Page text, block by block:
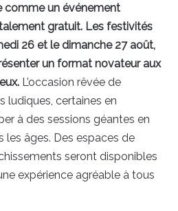
comme un événement
gratuit. Les festivités
26 et le dimanche 27 août,
un format novateur aux
L’occasion rêvée de
ludiques, certaines en
à des sessions géantes en
les âges. Des espaces de
seront disponibles
expérience agréable à tous